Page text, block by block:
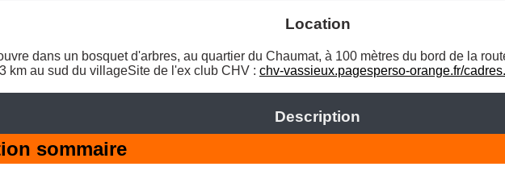
Location
dans un bosquet d'arbres, au quartier du Chaumat, à 100 mètres du bord de la
km au sud du villageSite de l'ex club CHV : chv-vassieux.pagesperso-orange.fr/
Description
sommaire